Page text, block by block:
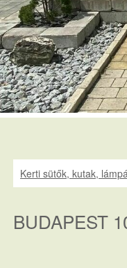
Kerti sütők, kutak,
BUDAPEST